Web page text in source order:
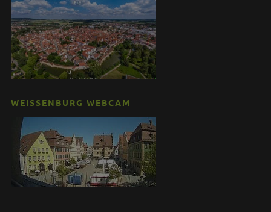
WEISSENBURG WEBCAM